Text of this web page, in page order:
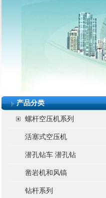
产品分类
螺杆空压机系列
活塞式空压机
潜孔钻车 潜孔钻
凿岩机和风镐
钻杆系列